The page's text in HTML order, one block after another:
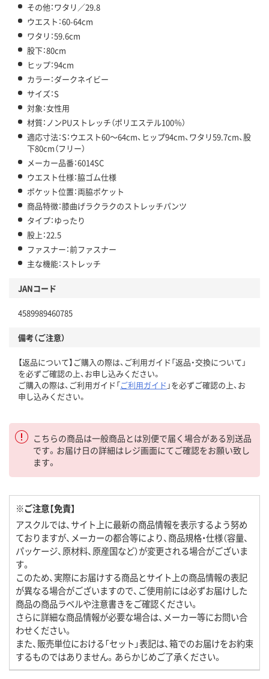
その他：ワタリ／29.8
ウエスト：60-64cm
ワタリ：59.6cm
股下：80cm
ヒップ：94cm
カラー：ダークネイビー
サイズ：S
対象：女性用
材質：ノンPUストレッチ（ポリエステル100％）
適応寸法：S：ウエスト60～64cm、ヒップ94cm、ワタリ59.7cm、股
下80cm（フリー）
メーカー品番：6014SC
ウエスト仕様：脇ゴム仕様
ポケット位置：両脇ポケット
商品特徴：膝曲げラクラクのストレッチパンツ
タイプ：ゆったり
股上：22.5
ファスナー：前ファスナー
主な機能：ストレッチ
JANコード
4589989460785
備考（ご注意）
【返品について】ご購入の際は、ご利用ガイド「返品・交換について」
を必ずご確認の上、お申し込みください。
ご購入の際は、ご利用ガイド「ご利用ガイド 」を必ずご確認の上、お
申し込みください。
こちらの商品は一般商品とは別便で届く場合がある別送品
です。お届け日の詳細はレジ画面にてご確認をお願い致し
ます。
※ご注意【免責】
アスクルでは、サイト上に最新の商品情報を表示するよう努め
ておりますが、メーカーの都合等により、商品規格・仕様（容量、
パッケージ、原材料、原産国など）が変更される場合がございま
す。
このため、実際にお届けする商品とサイト上の商品情報の表記
が異なる場合がございますので、ご使用前には必ずお届けした
商品の商品ラベルや注意書きをご確認ください。
さらに詳細な商品情報が必要な場合は、メーカー等にお問い合
わせください。
また、販売単位における「セット」表記は、箱でのお届けをお約束
するものではありません。あらかじめご了承ください。